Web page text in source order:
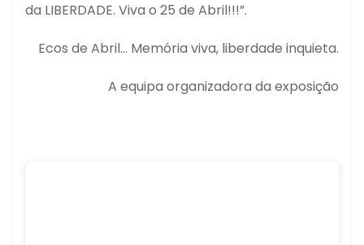
da LIBERDADE. Viva o 25 de Abril!!!”.
Ecos de Abril… Memória viva, liberdade inquieta.
A equipa organizadora da exposição